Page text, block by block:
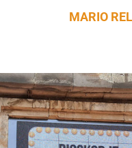
MARIO